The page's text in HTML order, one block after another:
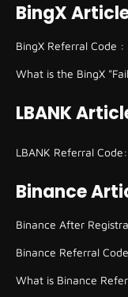
BingX
BingX Referral Code :
What is the BingX
LBANK
LBANK Referral Code:
Binance
Binance After
Binance Referral
What is Binance